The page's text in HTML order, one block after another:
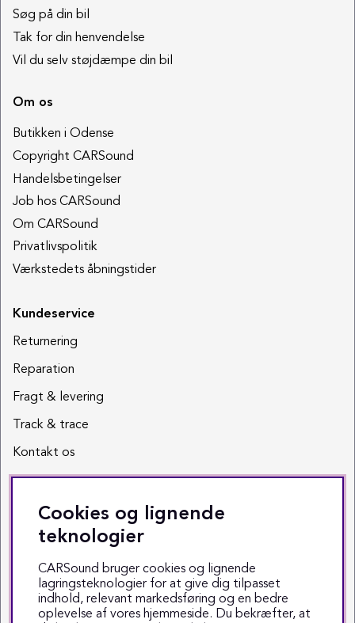
Søg på din bil
Tak for din henvendelse
Vil du selv støjdæmpe din bil
Om os
Butikken i Odense
Copyright CARSound
Handelsbetingelser
Job hos CARSound
Om CARSound
Privatlivspolitik
Værkstedets åbningstider
Kundeservice
Returnering
Reparation
Fragt & levering
Track & trace
Kontakt os
Sociale medier
Facebook
Instagram
Youtube
Cookies og lignende
teknologier
CARSound bruger cookies og lignende
lagringsteknologier for at give dig tilpasset
indhold, relevant markedsføring og en bedre
oplevelse af vores hjemmeside. Du bekræfter, at